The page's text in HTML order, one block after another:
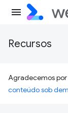
Recursos
Agradecemos
conteúdo sob